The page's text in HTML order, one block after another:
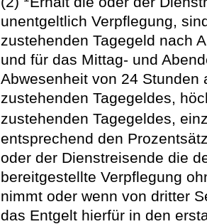
unentgeltlich Verpflegung,
zustehenden Tagegeld nach
und für das Mittag- und
Abwesenheit von 24 Stunden
zustehenden Tagegeldes,
zustehenden Tagegeldes,
entsprechend den
oder der Dienstreisende die
bereitgestellte Verpflegung
nimmt oder wenn von dritter
das Entgelt hierfür in den